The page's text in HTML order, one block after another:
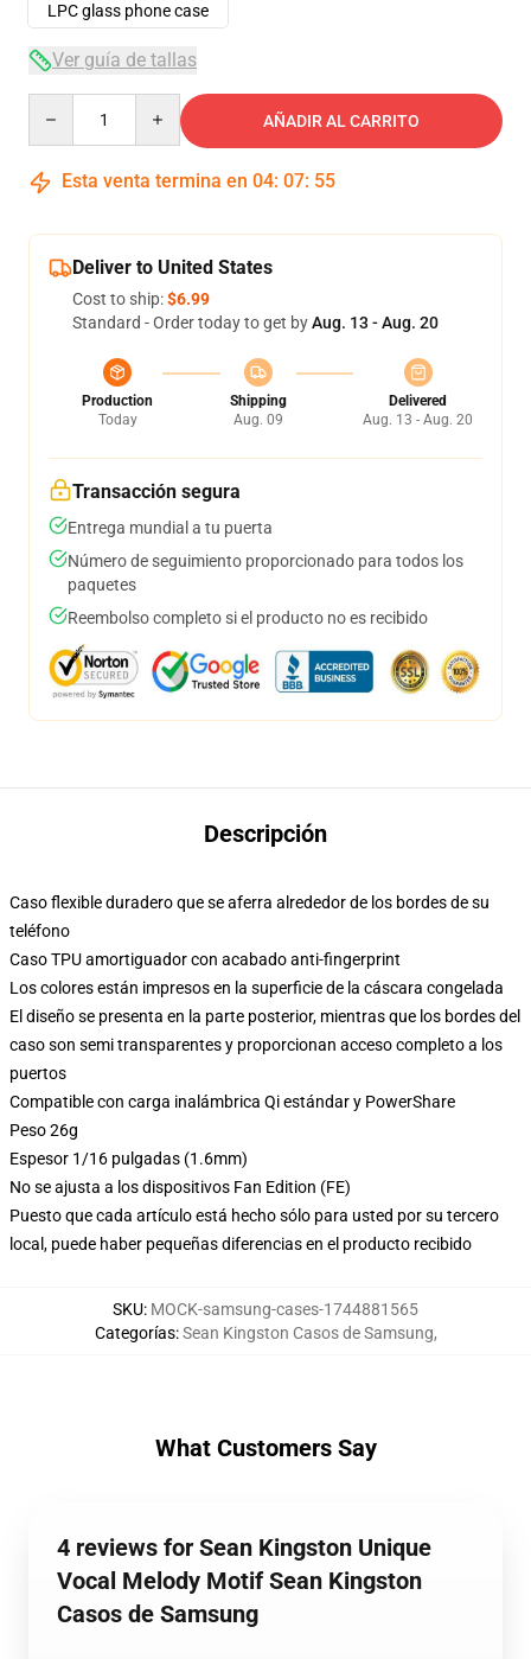
LPC glass phone case
Ver guía de tallas
AÑADIR AL CARRITO
Esta venta termina en 04: 07: 54
Deliver to United States
Cost to ship:$6.99
Standard - Order today to get byAug. 13 - Aug. 20
Production
Today
Shipping
Aug. 09
Delivered
Aug. 13 - Aug. 20
Transacción segura
Entrega mundial a tu puerta
Número de seguimiento proporcionado para todos los
paquetes
Reembolso completo si el producto no es recibido
Descripción
Caso flexible duradero que se aferra alrededor de los bordes de su
teléfono
Caso TPU amortiguador con acabado anti-fingerprint
Los colores están impresos en la superficie de la cáscara congelada
El diseño se presenta en la parte posterior, mientras que los bordes del
caso son semi transparentes y proporcionan acceso completo a los
puertos
Compatible con carga inalámbrica Qi estándar y PowerShare
Peso 26g
Espesor 1/16 pulgadas (1.6mm)
No se ajusta a los dispositivos Fan Edition (FE)
Puesto que cada artículo está hecho sólo para usted por su tercero
local, puede haber pequeñas diferencias en el producto recibido
SKU: MOCK-samsung-cases-1744881565
Categorías:Sean Kingston Casos de Samsung,
What Customers Say
4 reviews for Sean Kingston Unique
Vocal Melody Motif Sean Kingston
Casos de Samsung